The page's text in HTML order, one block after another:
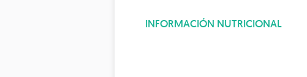
INFORMACIÓN NUTRICIONAL